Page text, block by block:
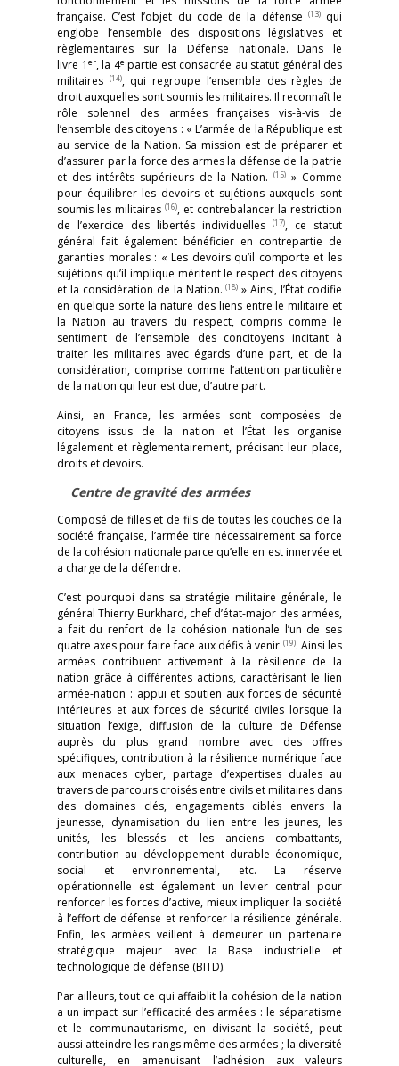
française. C’est l’objet du code de la défense (13)qui
englobe l’ensemble des dispositions législatives et
règlementaires sur la Défense nationale. Dans le
livre 1 er, la 4epartie est consacrée au statut général des
militaires (14), qui regroupe l’ensemble des règles de
droit auxquelles sont soumis les militaires. Il reconnaît le
rôle solennel des armées françaises vis-à-vis de
l’ensemble des citoyens : « L’armée de la République est
au service de la Nation. Sa mission est de préparer et
d’assurer par la force des armes la défense de la patrie
et des intérêts supérieurs de la Nation.(15) » Comme
pour équilibrer les devoirs et sujétions auxquels sont
soumis les militaires (16), et contrebalancer la restriction
de l’exercice des libertés individuelles
(17), ce statut
général fait également bénéficier en contrepartie de
garanties morales : « Les devoirs qu’il comporte et les
sujétions qu’il implique méritent le respect des citoyens
et la considération de la Nation.(18) » Ainsi, l’État codifie
en quelque sorte la nature des liens entre le militaire et
la Nation au travers du respect, compris comme le
sentiment de l’ensemble des concitoyens incitant à
traiter les militaires avec égards d’une part, et de la
considération, comprise comme l’attention particulière
de la nation qui leur est due, d’autre part.
Ainsi, en France, les armées sont composées de
citoyens issus de la nation et l’État les organise
légalement et règlementairement, précisant leur place,
droits et devoirs.
Centre de gravité des armées
Composé de filles et de fils de toutes les couches de la
société française, l’armée tire nécessairement sa force
de la cohésion nationale parce qu’elle en est innervée et
a charge de la défendre.
C’est pourquoi dans sa stratégie militaire générale, le
général Thierry Burkhard, chef d’état-major des armées,
a fait du renfort de la cohésion nationale l’un de ses
quatre axes pour faire face aux défis à venir (19). Ainsi les
armées contribuent activement à la résilience de la
nation grâce à différentes actions, caractérisant le lien
armée-nation : appui et soutien aux forces de sécurité
intérieures et aux forces de sécurité civiles lorsque la
situation l’exige, diffusion de la culture de Défense
auprès du plus grand nombre avec des offres
spécifiques, contribution à la résilience numérique face
aux menaces cyber, partage d’expertises duales au
travers de parcours croisés entre civils et militaires dans
des domaines clés, engagements ciblés envers la
jeunesse, dynamisation du lien entre les jeunes, les
unités, les blessés et les anciens combattants,
contribution au développement durable économique,
social et environnemental, etc. La réserve
opérationnelle est également un levier central pour
renforcer les forces d’active, mieux impliquer la société
à l’effort de défense et renforcer la résilience générale.
Enfin, les armées veillent à demeurer un partenaire
stratégique majeur avec la Base industrielle et
technologique de défense (BITD).
Par ailleurs, tout ce qui affaiblit la cohésion de la nation
a un impact sur l’efficacité des armées : le séparatisme
et le communautarisme, en divisant la société, peut
aussi atteindre les rangs même des armées ; la diversité
culturelle, en amenuisant l’adhésion aux valeurs